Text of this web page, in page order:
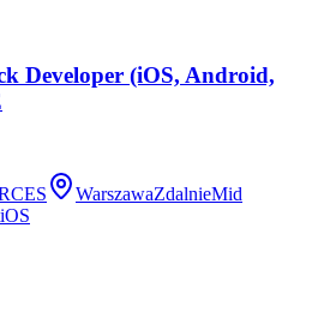
Developer (iOS, Android,
WarszawaZdalnieMid
iOS